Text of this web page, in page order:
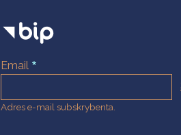
Email
Adres e-mail subskrybenta.